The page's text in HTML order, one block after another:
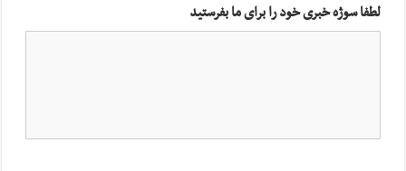
لطفا سوژه خبری خود را برای ما بفرستید